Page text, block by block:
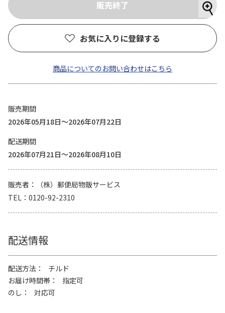
お気に入りに登録する
商品についてのお問い合わせはこちら
販売期間
2026年05月18日～2026年07月22日
配送期間
2026年07月21日～2026年08月10日
販売者
（株）郵便局物販サービス
TEL
0120-92-2310
配送情報
配送方法
チルド
お届け時間帯
指定可
のし
対応可